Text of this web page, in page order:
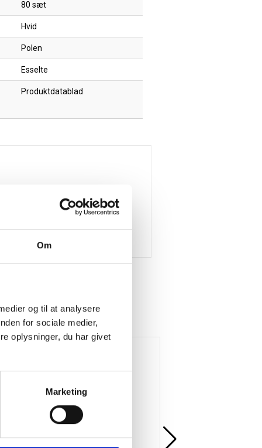
Om
og til at analysere
for sociale medier,
oplysninger, du har givet
Marketing
80 sæt
Hvid
Polen
Esselte
Produktdatablad
Køb mere og spar